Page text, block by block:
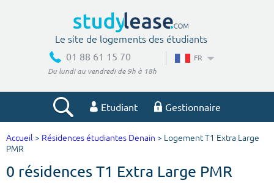
Le site de logements des étudiants
01 88 61 15 70
Du lundi au vendredi de 9h à 18h
FR
Etudiant Gestionnaire
Votre recherche
Ville, école
Accueil > Résidences étudiantes Denain > Logement T1 Extra Large
PMR
0 résidences T1 Extra Large PMR